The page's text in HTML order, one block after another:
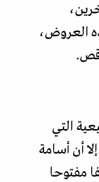
العروض،
التي
أن أسامة
مفتوحا